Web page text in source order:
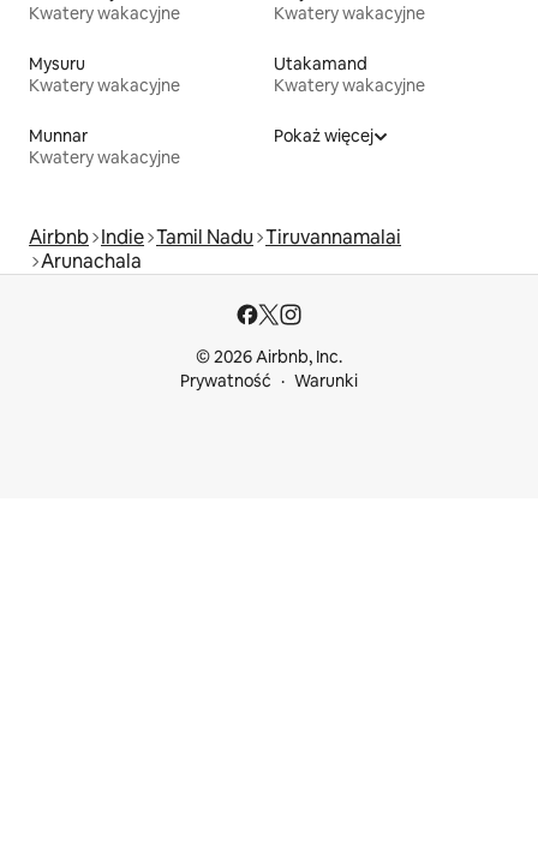
Kwatery wakacyjne
Kwatery wakacyjne
Mysuru
Kwatery wakacyjne
Utakamand
Kwatery wakacyjne
Munnar
Kwatery wakacyjne
Pokaż więcej
Airbnb Indie Tamil Nadu Tiruvannamalai
Arunachala
© 2026 Airbnb, Inc.
Prywatność
Warunki